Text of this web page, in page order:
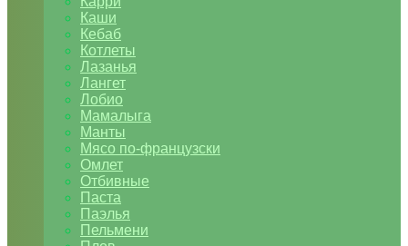
Каши
Кебаб
Котлеты
Лазанья
Лангет
Лобио
Мамалыга
Манты
Мясо по-французски
Омлет
Отбивные
Паста
Паэлья
Пельмени